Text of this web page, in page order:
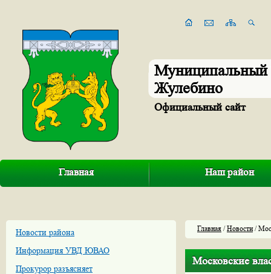
Муниципальный
Жулебино
Официальный сайт
Главная Наш район
Новости района
Информация УВД ЮВАО
Прокурор разъясняет
Главная /Новости/
Московские